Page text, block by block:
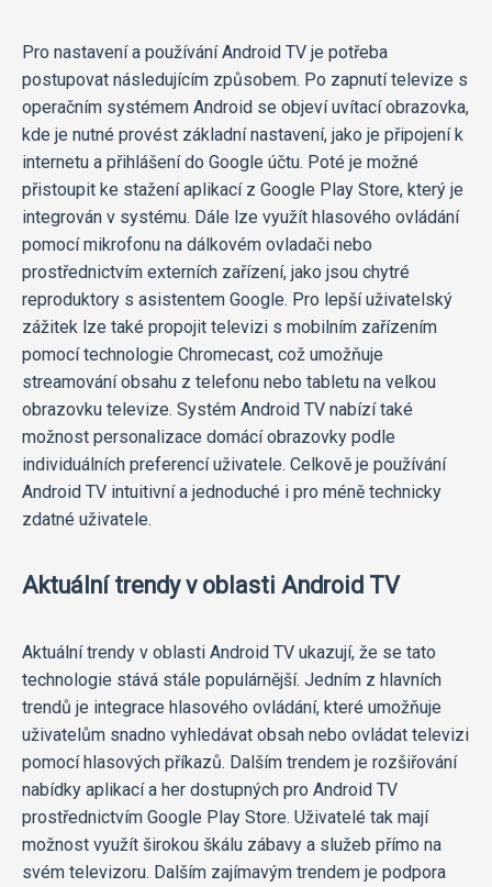
Pro nastavení a používání Android TV je potřeba
postupovat následujícím způsobem. Po zapnutí televize s
operačním systémem Android se objeví uvítací obrazovka,
kde je nutné provést základní nastavení, jako je připojení k
internetu a přihlášení do Google účtu. Poté je možné
přistoupit ke stažení aplikací z Google Play Store, který je
integrován v systému. Dále lze využít hlasového ovládání
pomocí mikrofonu na dálkovém ovladači nebo
prostřednictvím externích zařízení, jako jsou chytré
reproduktory s asistentem Google. Pro lepší uživatelský
zážitek lze také propojit televizi s mobilním zařízením
pomocí technologie Chromecast, což umožňuje
streamování obsahu z telefonu nebo tabletu na velkou
obrazovku televize. Systém Android TV nabízí také
možnost personalizace domácí obrazovky podle
individuálních preferencí uživatele. Celkově je používání
Android TV intuitivní a jednoduché i pro méně technicky
zdatné uživatele.
Aktuální trendy v oblasti Android TV
Aktuální trendy v oblasti Android TV ukazují, že se tato
technologie stává stále populárnější. Jedním z hlavních
trendů je integrace hlasového ovládání, které umožňuje
uživatelům snadno vyhledávat obsah nebo ovládat televizi
pomocí hlasových příkazů. Dalším trendem je rozšiřování
nabídky aplikací a her dostupných pro Android TV
prostřednictvím Google Play Store. Uživatelé tak mají
možnost využít širokou škálu zábavy a služeb přímo na
svém televizoru. Dalším zajímavým trendem je podpora